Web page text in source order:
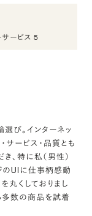
寧に相談に乗って
イヤモンド ホルダ
寧に相談に乗って
サービス 5
び。インターネッ
サービス・品質とも
、特に私（男性）
のUIに仕事柄感動
丸くしておりまし
多数の商品を試着